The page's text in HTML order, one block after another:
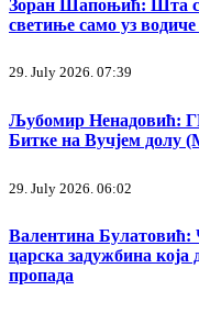
Зоран Шапоњић: Шта
светиње само уз
29. July 2026. 07:39
Љубомир Ненадовић:
Битке на Вучјем долу
29. July 2026. 06:02
Валентина Булатовић:
царска задужбина која
пропада